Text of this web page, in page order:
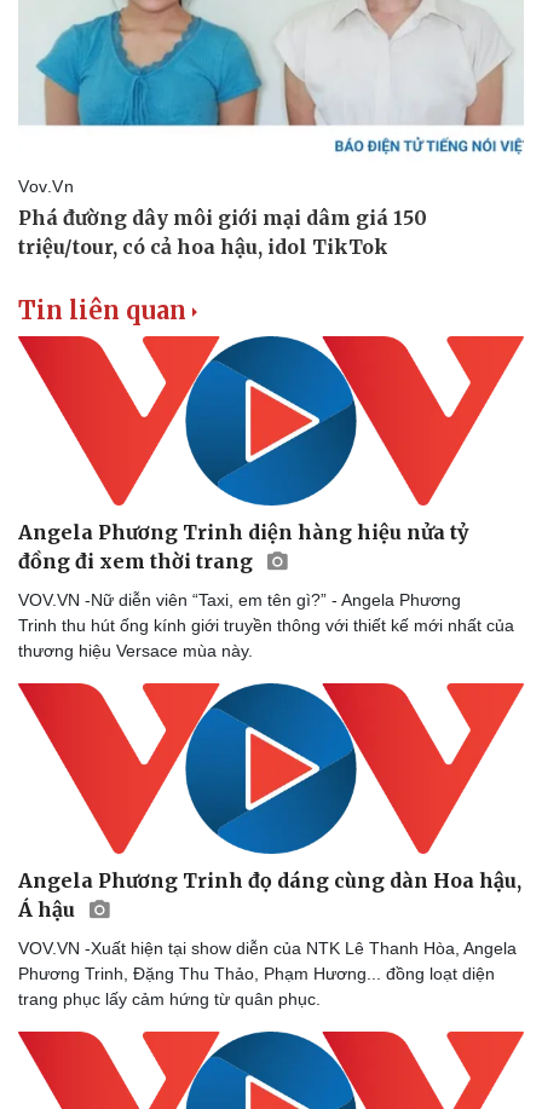
Doanh nghiệp
Doanh nhân
Vì cộng đồng
Công nghệ
Sành điệu
Chuyển đổi số
Tin liên quan
Angela Phương Trinh diện hàng hiệu nửa tỷ
đồng đi xem thời trang
VOV.VN -Nữ diễn viên “Taxi, em tên gì?” - Angela Phương
Trinh thu hút ống kính giới truyền thông với thiết kế mới nhất của
thương hiệu Versace mùa này.
Angela Phương Trinh đọ dáng cùng dàn Hoa hậu,
Á hậu
VOV.VN -Xuất hiện tại show diễn của NTK Lê Thanh Hòa, Angela
Phương Trinh, Đặng Thu Thảo, Phạm Hương... đồng loạt diện
trang phục lấy cảm hứng từ quân phục.